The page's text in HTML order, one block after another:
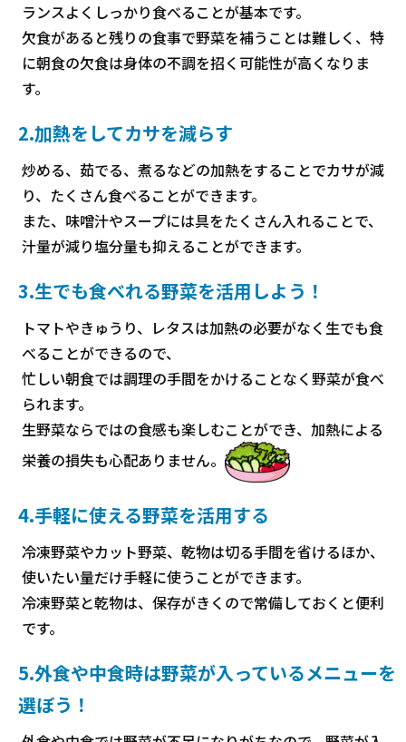
ランスよくしっかり食べることが基本です。
欠食があると残りの食事で野菜を補うことは難しく、特
に朝食の欠食は身体の不調を招く可能性が高くなりま
す。
2.加熱をしてカサを減らす
炒める、茹でる、煮るなどの加熱をすることでカサが減
り、たくさん食べることができます。
また、味噌汁やスープには具をたくさん入れることで、
汁量が減り塩分量も抑えることができます。
3.生でも食べれる野菜を活用しよう！
トマトやきゅうり、レタスは加熱の必要がなく生でも食
べることができるので、
忙しい朝食では調理の手間をかけることなく野菜が食べ
られます。
生野菜ならではの食感も楽しむことができ、加熱による
栄養の損失も心配ありません。
4.手軽に使える野菜を活用する
冷凍野菜やカット野菜、乾物は切る手間を省けるほか、
使いたい量だけ手軽に使うことができます。
冷凍野菜と乾物は、保存がきくので常備しておくと便利
です。
5.外食や中食時は野菜が入っているメニューを
選ぼう！